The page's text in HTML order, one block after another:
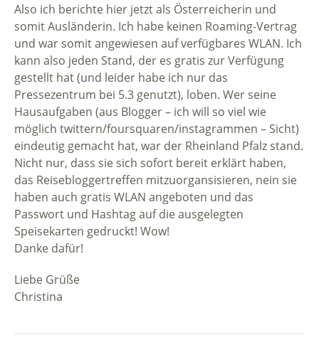
Also ich berichte hier jetzt als Österreicherin und
somit Ausländerin. Ich habe keinen Roaming-Vertrag
und war somit angewiesen auf verfügbares WLAN. Ich
kann also jeden Stand, der es gratis zur Verfügung
gestellt hat (und leider habe ich nur das
Pressezentrum bei 5.3 genutzt), loben. Wer seine
Hausaufgaben (aus Blogger – ich will so viel wie
möglich twittern/foursquaren/instagrammen – Sicht)
eindeutig gemacht hat, war der Rheinland Pfalz stand.
Nicht nur, dass sie sich sofort bereit erklärt haben,
das Reisebloggertreffen mitzuorgansisieren, nein sie
haben auch gratis WLAN angeboten und das
Passwort und Hashtag auf die ausgelegten
Speisekarten gedruckt! Wow!
Danke dafür!
Liebe Grüße
Christina